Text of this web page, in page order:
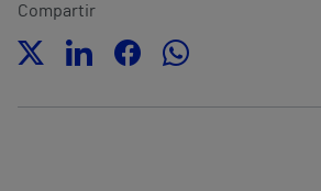
Compartir